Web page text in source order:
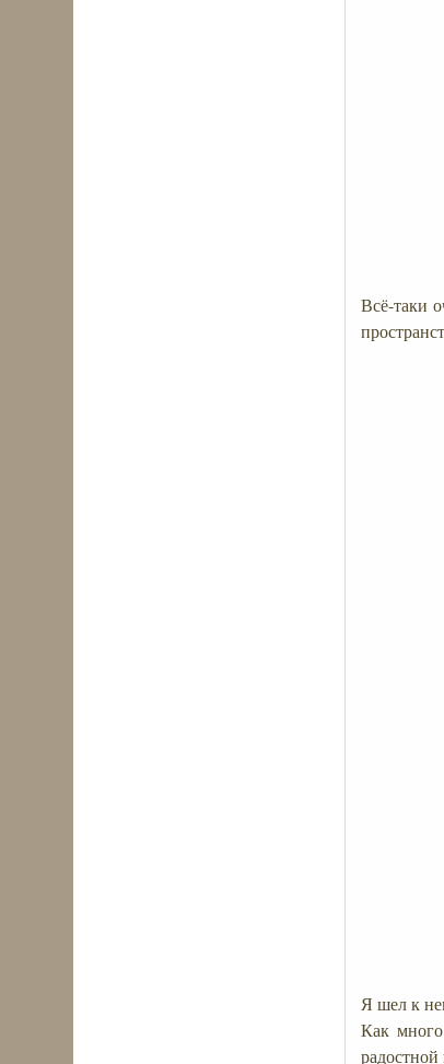
Всё-таки
Я шел к
Как
радостной